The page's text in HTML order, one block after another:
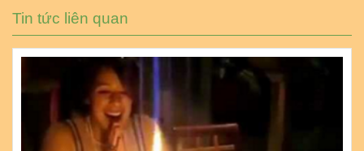
Tin tức liên quan